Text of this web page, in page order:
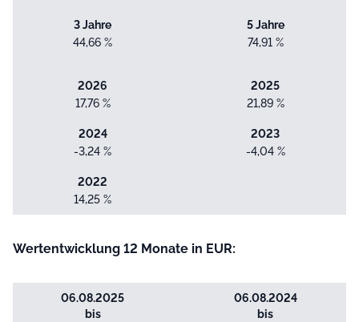
3 Jahre
44,66 %
5 Jahre
74,91 %
2026
17,76 %
2025
21,89 %
2024
-3,24 %
2023
-4,04 %
2022
14,25 %
Wertentwicklung 12 Monate in EUR:
06.08.2025
bis
06.08.2024
bis